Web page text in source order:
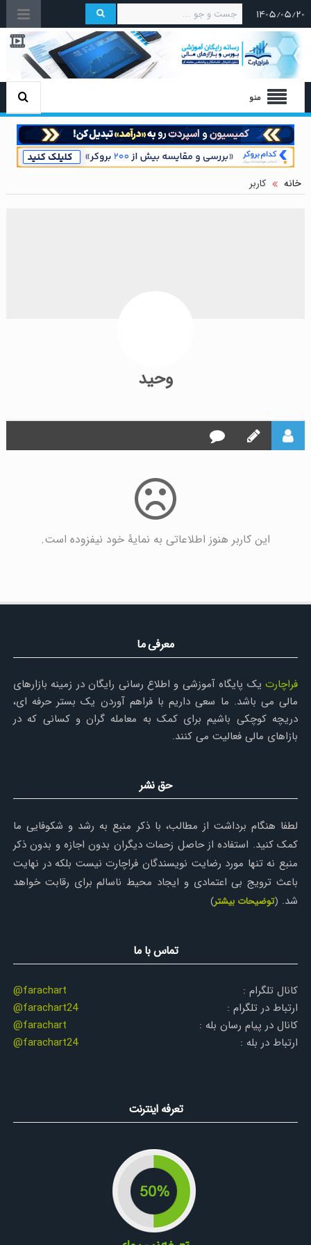
۱۴۰۵/۰۵/۲۰
منو
خانه کاربر
وحید
این کاربر هنوز اطلاعاتی به نمایۀ خود نیفزوده است.
معرفی ما
فراچارتیک پایگاه آموزشی و اطلاع رسانی رایگان در زمینه بازارهای
مالی می باشد. ما سعی داریم با فراهم آوردن یک بستر حرفه ای،
دریچه کوچکی باشیم برای کمک به معامله گران و کسانی که در
بازاهای مالی فعالیت می کنند.
حق نشر
لطفا هنگام برداشت از مطالب، با ذکر منبع به رشد و شکوفایی ما
کمک کنید. استفاده از حاصل زحمات دیگران بدون اجازه و بدون ذکر
منبع نه تنها مورد رضایت نویسندگان فراچارت نیست بلکه در نهایت
باعث ترویج بی اعتمادی و ایجاد محیط ناسالم برای رقابت خواهد
شد. (توضیحات بیشتر)
تماس با ما
کانال تلگرام :
@farachart
ارتباط در تلگرام :
@farachart24
کانال در پیام رسان بله :
@farachart
ارتباط در بله :
@farachart24
تعرفه اینترنت